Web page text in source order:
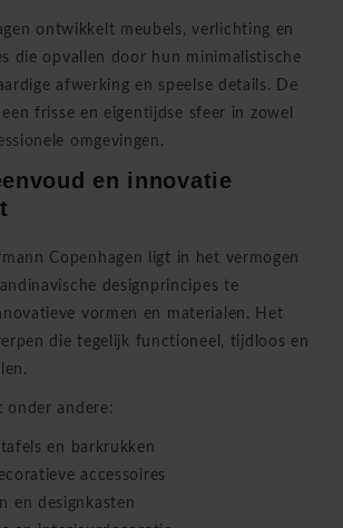
ontwikkelt meubels, verlichting en
die opvallen door hun minimalistische
afwerking en speelse details. De
frisse en eigentijdse sfeer in zowel
omgevingen.
en innovatie
Copenhagen ligt in het vermogen
designprincipes te
vormen en materialen. Het
die tegelijk functioneel, tijdloos en
onder andere:
en barkrukken
accessoires
en designkasten